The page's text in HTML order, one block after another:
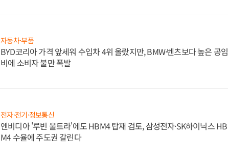
자동차·부품
BYD코리아 가격 앞세워 수입차 4위 올랐지만, BMW·벤츠보다 높은 공임
비에 소비자 불만 폭발
전자·전기·정보통신
엔비디아 '루빈 울트라'에도 HBM4 탑재 검토, 삼성전자·SK하이닉스 HB
M4 수율에 주도권 갈린다